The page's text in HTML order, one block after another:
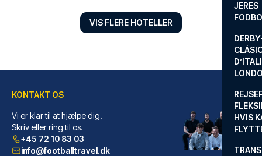
JERES
HVIS
Hilton Glasgow
Med et ophold ved Hilton Glasg...
VIS FLERE HOTELLER
KONTAKT OS
Vi er klar til at hjælpe dig.
Skriv eller ring til os.
+45 72 10 83 03
info@footballtravel.dk